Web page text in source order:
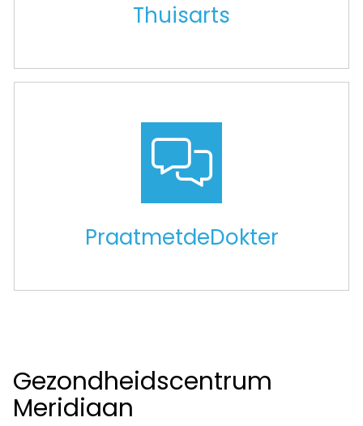
Thuisarts
PraatmetdeDokter
Gezondheidscentrum
Meridiaan